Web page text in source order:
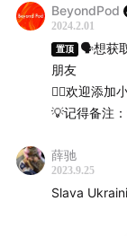
众部队高官生死
那么最近这次
么要打？还有
能够进展频频
【内容】
BeyondPod
2024.2.01
置顶
🗣想获
朋友
👉🏻欢迎添
💡记得备注
薛驰
2023.9.25
Slava